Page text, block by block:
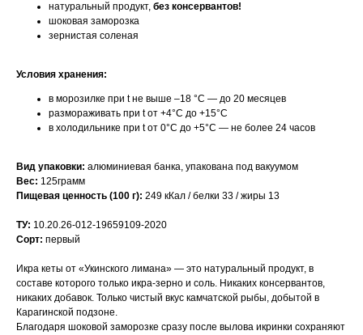
натуральный продукт, без консервантов!
шоковая заморозка
зернистая соленая
Условия хранения:
в морозилке при t не выше –18 °С — до 20 месяцев
размораживать при t от +4°С до +15°С
в холодильнике при t от 0°С до +5°С — не более 24 часов
Вид упаковки: алюминиевая банка, упакована под вакуумом
Вес: 125грамм
Пищевая ценность (100 г): 249 кКал / белки 33 / жиры 13
ТУ: 10.20.26-012-19659109-2020
Сорт: первый
Икра кеты от «Укинского лимана» — это натуральный продукт, в
составе которого только икра-зерно и соль. Никаких консервантов,
никаких добавок. Только чистый вкус камчатской рыбы, добытой в
Карагинской подзоне.
Благодаря шоковой заморозке сразу после вылова икринки сохраняют